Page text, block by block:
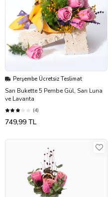
Perşembe Ücretsiz Teslimat
Sarı Bukette 5 Pembe Gül, Sarı Luna
ve Lavanta
(4)
749,99 TL